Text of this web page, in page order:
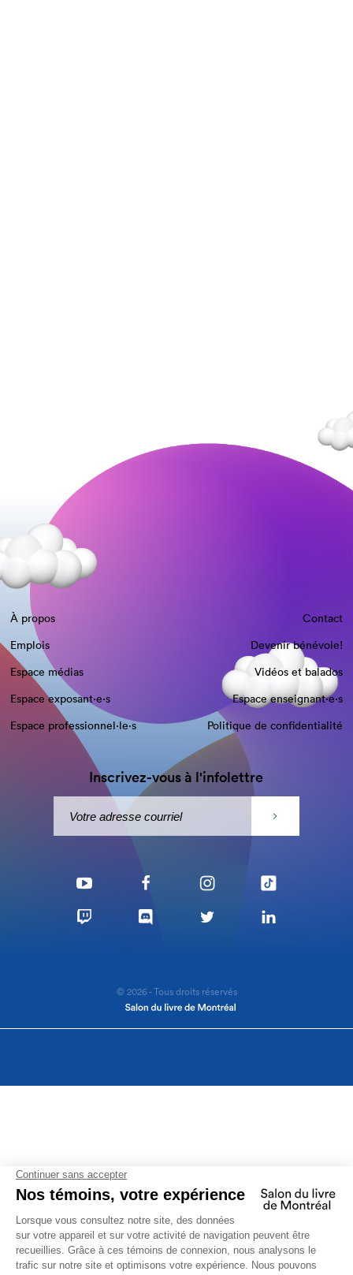
À propos
Contact
Emplois
Devenir bénévole!
Espace médias
Vidéos et balados
Espace exposant·e⋅s
Espace enseignant·e⋅s
Espace professionnel·le⋅s
Politique de confidentialité
Inscrivez-vous à l'infolettre
© 2026 - Tous droits réservés